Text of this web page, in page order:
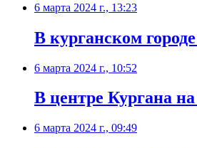
6 марта 2024 г., 13:23
В курганском
6 марта 2024 г., 10:52
В центре Кургана
6 марта 2024 г., 09:49